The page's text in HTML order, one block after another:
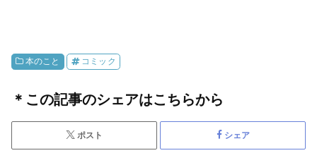
本のこと コミック
＊この記事のシェアはこちらから
ポスト シェア